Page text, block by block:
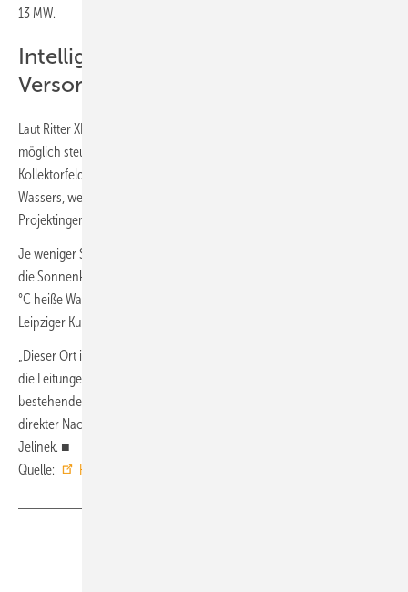
13 MW.
Intelligente Reglung sichert
Versorgung
Laut Ritter XL Solar wird ein Algorithmus die Anlage so effizient wie
möglich steuern. „Die Technik misst die Sonneneinstrahlung im
Kollektorfeld und steuert entsprechend die Fließgeschwindigkeit des
Wassers, welches in den Kollektoren erhitzt wird“, erläutert Ritter-
Projektingenieur Paul Gaspar.
Je weniger Sonne scheine, desto langsamer werde das Wasser durch
die Sonnenkollektoren fließen, um sich zu erwärmen. Das bis zu 110
°C heiße Wasser wird durch die nahen Fernwärmeleitungen zu den
Leipziger Kund:innen geleitet.
„Dieser Ort ist ideal, weil die Flächenausrichtung gut ist, weil bereits
die Leitungen in unmittelbarer Nähe vorbeiführen und weil
bestehende Standorte, wie zum Beispiel unser BHKW Leipzig-West, in
direkter Nachbarschaft sind“, erklärt Stadtwerke-Projektleiter Erik
Jelinek. ■
Quelle:
Ritter Energie